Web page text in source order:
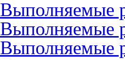
Выполняемые
Выполняемые
Выполняемые